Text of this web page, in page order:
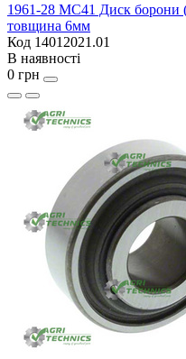
1961-28 MC41 Диск
товщина 6мм
Код 14012021.01
В наявності
0 грн